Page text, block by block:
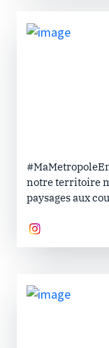
notre territoire
paysages aux